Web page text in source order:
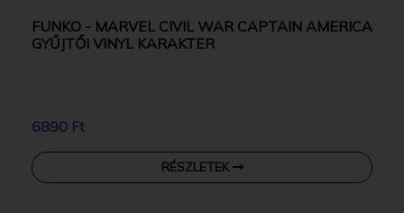
FUNKO - MARVEL CIVIL WAR CAPTAIN AMERICA
GYŰJTŐI VINYL KARAKTER
6890 Ft
RÉSZLETEK